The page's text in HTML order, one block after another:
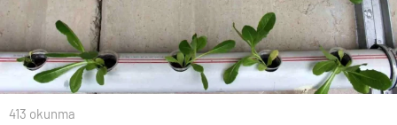
413 okunma